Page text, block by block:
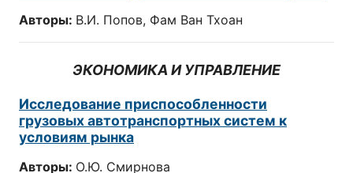
Авторы: В.И. Попов, Фам Ван Тхоан
ЭКОНОМИКА И УПРАВЛЕНИЕ
Исследование приспособленности
грузовых автотранспортных систем к
условиям рынка
Авторы: О.Ю. Смирнова